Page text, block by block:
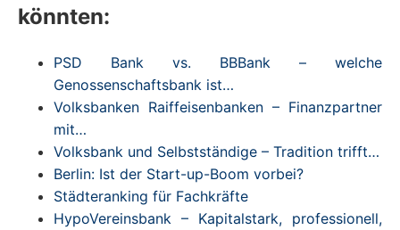
könnten:
PSD Bank vs. BBBank – welche
Genossenschaftsbank ist…
Volksbanken Raiffeisenbanken – Finanzpartner
mit…
Volksbank und Selbstständige – Tradition trifft…
Berlin: Ist der Start-up-Boom vorbei?
Städteranking für Fachkräfte
HypoVereinsbank – Kapitalstark, professionell,